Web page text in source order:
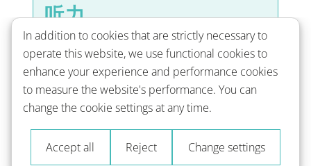
听力
精听全文－快速掌握重点。重复听单句
－训练跟读，快速提升语感！
In addition to cookies that are strictly necessary to
operate this website, we use functional cookies to
enhance your experience and performance cookies
to measure the website's performance. You can
change the cookie settings at any time.
Accept all Reject Change settings